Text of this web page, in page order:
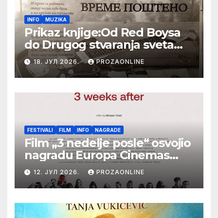
INFO MUZIKA
Prikaz knjige:Od Red Boysa
do Drugog stvaranja sveta
(bilo neko vreme pošteno)
(autor- Zlatomira Sremca,
Botoš 2022. godine,
samizdat)
18. ЈУЛ 2026. PROZAONLINE
FESTIVALI FILM INFO NAGRADE
Film „3 nedelje posle“ osvojio
nagradu Europa Cinemas
Label na Filmskom festivalu
u Karlovim Varima
12. ЈУЛ 2026. PROZAONLINE